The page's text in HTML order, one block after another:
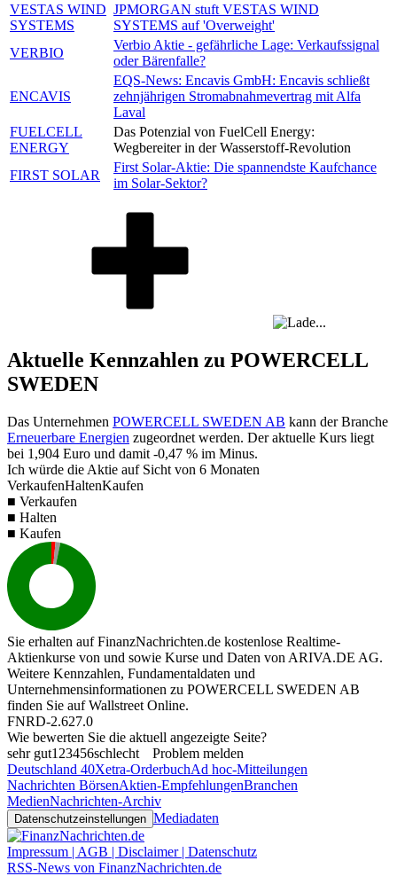
VESTAS WIND
SYSTEMS
JPMORGAN stuft VESTAS WIND
SYSTEMS auf 'Overweight'
VERBIO
Verbio Aktie - gefährliche Lage: Verkaufssignal
oder Bärenfalle?
ENCAVIS
EQS-News: Encavis GmbH: Encavis schließt
zehnjährigen Stromabnahmevertrag mit Alfa
Laval
FUELCELL
ENERGY
Das Potenzial von FuelCell Energy:
Wegbereiter in der Wasserstoff-Revolution
FIRST SOLAR
First Solar-Aktie: Die spannendste Kaufchance
im Solar-Sektor?
Aktuelle Kennzahlen zu POWERCELL
SWEDEN
Das Unternehmen POWERCELL SWEDEN AB kann der Branche
Erneuerbare Energien zugeordnet werden. Der aktuelle Kurs liegt
bei 1,904 Euro und damit -0,47 % im Minus.
Ich würde die Aktie auf Sicht von 6 Monaten
VerkaufenHaltenKaufen
■ Verkaufen
■ Halten
■ Kaufen
Sie erhalten auf FinanzNachrichten.de kostenlose Realtime-
Aktienkurse von und sowie Kurse und Daten von ARIVA.DE AG.
Weitere Kennzahlen, Fundamentaldaten und
Unternehmensinformationen zu POWERCELL SWEDEN AB
finden Sie aufWallstreet Online.
FNRD-2.627.0
Wie bewerten Sie die aktuell angezeigte Seite?
sehr gut1 23456schlecht
Problem melden
Deutschland 40Xetra-OrderbuchAd hoc-Mitteilungen
Nachrichten BörsenAktien-EmpfehlungenBranchen
MedienNachrichten-Archiv
Datenschutzeinstellungen Mediadaten
Impressum | AGB | Disclaimer | Datenschutz
RSS-News von FinanzNachrichten.de